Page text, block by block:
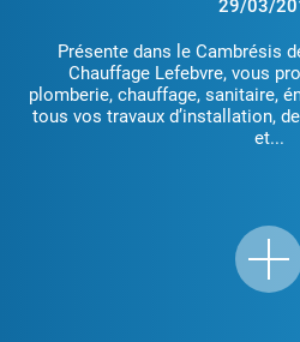
29/03/
Présente dans le Cambrésis
Chauffage Lefebvre, vous
plomberie, chauffage, sanitaire,
tous vos travaux d’installation,
et...